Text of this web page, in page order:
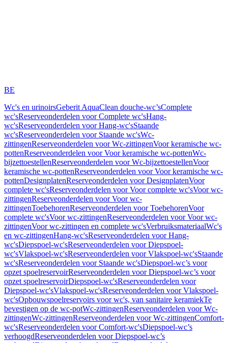
BE
Wc's en urinoirsGeberit AquaClean douche-wc’sComplete
wc'sReserveonderdelen voor Complete wc'sHang-
wc'sReserveonderdelen voor Hang-wc'sStaande
wc'sReserveonderdelen voor Staande wc'sWc-
zittingenReserveonderdelen voor Wc-zittingenVoor keramische wc-
pottenReserveonderdelen voor Voor keramische wc-pottenWc-
bijzettoestellenReserveonderdelen voor Wc-bijzettoestellenVoor
keramische wc-pottenReserveonderdelen voor Voor keramische wc-
pottenDesignplatenReserveonderdelen voor DesignplatenVoor
complete wc'sReserveonderdelen voor Voor complete wc'sVoor wc-
zittingenReserveonderdelen voor Voor wc-
zittingenToebehorenReserveonderdelen voor ToebehorenVoor
complete wc'sVoor wc-zittingenReserveonderdelen voor Voor wc-
zittingenVoor wc-zittingen en complete wc'sVerbruiksmateriaalWc's
en wc-zittingenHang-wc'sReserveonderdelen voor Hang-
wc'sDiepspoel-wc'sReserveonderdelen voor Diepspoel-
wc'sVlakspoel-wc'sReserveonderdelen voor Vlakspoel-wc'sStaande
wc'sReserveonderdelen voor Staande wc'sDiepspoel-wc’s voor
opzet spoelreservoirReserveonderdelen voor Diepspoel-wc’s voor
opzet spoelreservoirDiepspoel-wc'sReserveonderdelen voor
Diepspoel-wc'sVlakspoel-wc'sReserveonderdelen voor Vlakspoel-
wc'sOpbouwspoelreservoirs voor wc's, van sanitaire keramiekTe
bevestigen op de wc-potWc-zittingenReserveonderdelen voor Wc-
zittingenWc-zittingenReserveonderdelen voor Wc-zittingenComfort-
wc'sReserveonderdelen voor Comfort-wc'sDiepspoel-wc’s
verhoogdReserveonderdelen voor Diepspoel-wc’s